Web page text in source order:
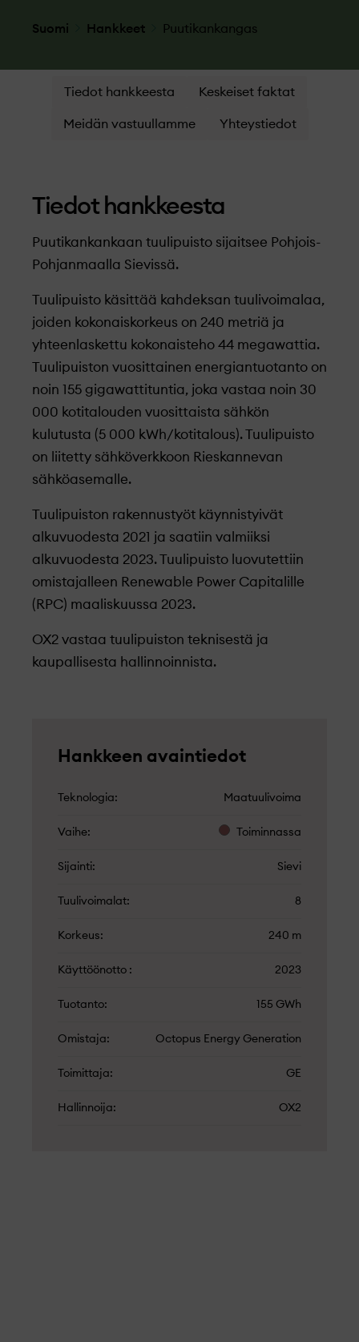
Suomi Hankkeet Puutikankangas
Tiedot hankkeesta Keskeiset faktat
Meidän vastuullamme Yhteystiedot
Tiedot hankkeesta
Puutikankankaan tuulipuisto sijaitsee Pohjois-
Pohjanmaalla Sievissä.
Tuulipuisto käsittää kahdeksan tuulivoimalaa,
joiden kokonaiskorkeus on 240 metriä ja
yhteenlaskettu kokonaisteho 44 megawattia.
Tuulipuiston vuosittainen energiantuotanto on
noin 155 gigawattituntia, joka vastaa noin 30
000 kotitalouden vuosittaista sähkön
kulutusta (5 000 kWh/kotitalous). Tuulipuisto
on liitetty sähköverkkoon Rieskannevan
sähköasemalle.
Tuulipuiston rakennustyöt käynnistyivät
alkuvuodesta 2021 ja saatiin valmiiksi
alkuvuodesta 2023.Tuulipuisto luovutettiin
omistajalleen Renewable Power Capitalille
(RPC) maaliskuussa 2023.
OX2 vastaa tuulipuiston teknisestä ja
kaupallisesta hallinnoinnista.
Hankkeen avaintiedot
Teknologia Maatuulivoima
Vaihe Toiminnassa
Sijainti Sievi
Tuulivoimalat 8
Korkeus 240 m
Käyttöönotto 2023
Tuotanto 155 GWh
Omistaja Octopus Energy Generation
Toimittaja GE
Hallinnoija OX2